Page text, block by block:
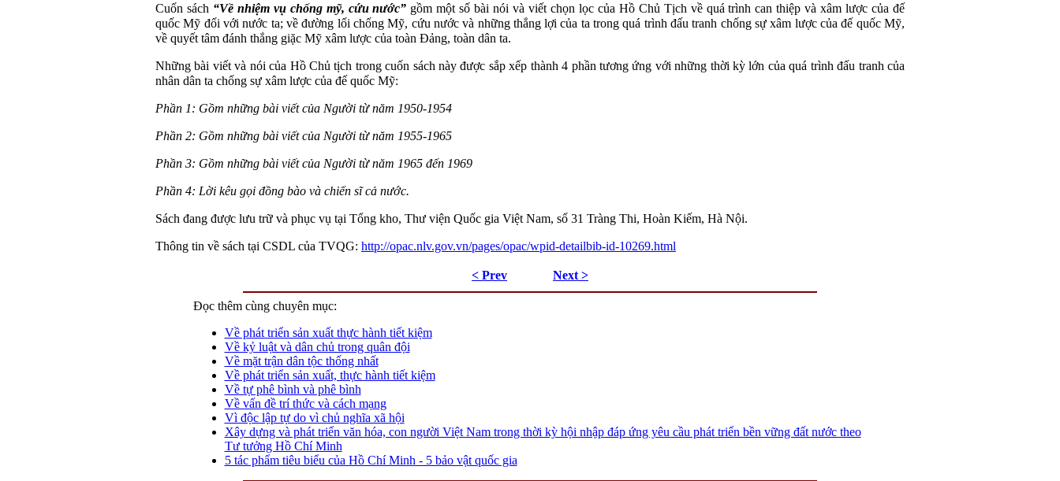
Cuốn sách “Về nhiệm vụ chống mỹ, cứu nước” gồm một số bài nói và viết chọn lọc của Hồ Chủ Tịch về quá trình can thiệp và xâm lược của đế
quốc Mỹ đối với nước ta; về đường lối chống Mỹ, cứu nước và những thắng lợi của ta trong quá trình đấu tranh chống sự xâm lược của đế quốc Mỹ,
về quyết tâm đánh thắng giặc Mỹ xâm lược của toàn Đảng, toàn dân ta.
Những bài viết và nói của Hồ Chủ tịch trong cuốn sách này được sắp xếp thành 4 phần tương ứng với những thời kỳ lớn của quá trình đấu tranh của
nhân dân ta chống sự xâm lược của đế quốc Mỹ:
Phần 1: Gồm những bài viết của Người từ năm 1950-1954
Phần 2: Gồm những bài viết của Người từ năm 1955-1965
Phần 3: Gồm những bài viết của Người từ năm 1965 đến 1969
Phần 4: Lời kêu gọi đồng bào và chiến sĩ cả nước.
Sách đang được lưu trữ và phục vụ tại Tổng kho, Thư viện Quốc gia Việt Nam, số 31 Tràng Thi, Hoàn Kiếm, Hà Nội.
Thông tin về sách tại CSDL của TVQG: http://opac.nlv.gov.vn/pages/opac/wpid-detailbib-id-10269.html
< Prev Next >
Đọc thêm cùng chuyên mục:
Về phát triển sản xuất thực hành tiết kiệm
Về kỷ luật và dân chủ trong quân đội
Về mặt trận dân tộc thống nhất
Về phát triển sản xuất, thực hành tiết kiệm
Về tự phê bình và phê bình
Về vấn đề trí thức và cách mạng
Vì độc lập tự do vì chủ nghĩa xã hội
Xây dựng và phát triển văn hóa, con người Việt Nam trong thời kỳ hội nhập đáp ứng yêu cầu phát triển bền vững đất nước theo
Tư tưởng Hồ Chí Minh
5 tác phẩm tiêu biểu của Hồ Chí Minh - 5 bảo vật quốc gia